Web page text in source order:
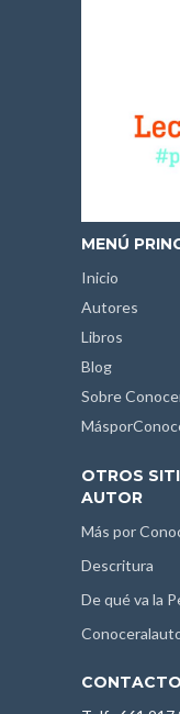
MENÚ
Inicio
Autores
Libros
Blog
Sobre
OTROS
AUTOR
Más por
Descritura
De qué va la
CONTACTO